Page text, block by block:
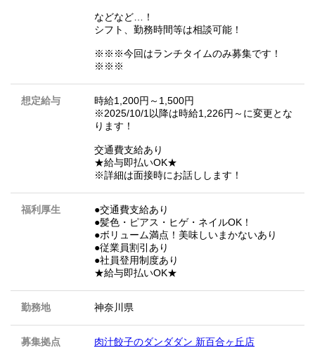
などなど…！
シフト、勤務時間等は相談可能！
※※※今回はランチタイムのみ募集です！
※※※
想定給与
時給1,200円～1,500円
※2025/10/1以降は時給1,226円～に変更とな
ります！
交通費支給あり
★給与即払いOK★
※詳細は面接時にお話しします！
福利厚生
●交通費支給あり
●髪色・ピアス・ヒゲ・ネイルOK！
●ボリューム満点！美味しいまかないあり
●従業員割引あり
●社員登用制度あり
★給与即払いOK★
勤務地 神奈川県
募集拠点
肉汁餃子のダンダダン 新百合ヶ丘店